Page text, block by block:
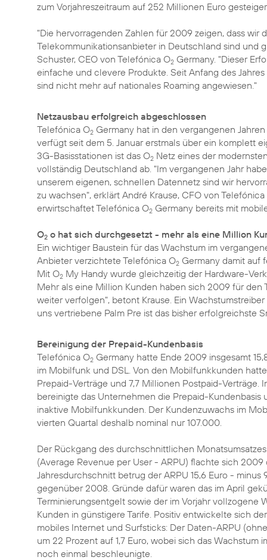
zum Vorjahreszeitraum auf 252 Millionen Euro
"Die hervorragenden Zahlen für 2009 zeigen, dass wir
Telekommunikationsanbieter in Deutschland sind und
Schuster, CEO von Telefónica O2 Germany. "Dieser
einfache und clevere Produkte. Seit Anfang des
sind nicht mehr auf nationales Roaming angewiesen."
Netzausbau erfolgreich abgeschlossen
Telefónica O2 Germany hat in den vergangenen
verfügt seit dem 5. Januar erstmals über ein komplett
3G-Basisstationen ist das O2 Netz eines der
vollständig Deutschland ab. "Im vergangenen Jahr
unserem eigenen, schnellen Datennetz sind wir
zu wachsen", erklärt André Krause, CFO von Telefónica
erwirtschaftet Telefónica O2 Germany bereits mit
O2 o hat sich durchgesetzt - mehr als eine Million
Ein wichtiger Baustein für das Wachstum im
Anbieter verzichtete Telefónica O2 Germany damit auf
Mit O2 My Handy wurde gleichzeitig der Hardware-
Mehr als eine Million Kunden haben sich 2009 für
weiter verfolgen", betont Krause. Ein
uns vertriebene Palm Pre ist das bisher erfolgreichste
Bereinigung der Prepaid-Kundenbasis
Telefónica O2 Germany hatte Ende 2009 insgesamt
im Mobilfunk und DSL. Von den Mobilfunkkunden
Prepaid-Verträge und 7,7 Millionen Postpaid-Verträge.
bereinigte das Unternehmen die Prepaid-Kundenbasis
inaktive Mobilfunkkunden. Der Kundenzuwachs im
vierten Quartal deshalb nominal nur 107.000.
Der Rückgang des durchschnittlichen
(Average Revenue per User - ARPU) flachte sich 2009
Jahresdurchschnitt betrug der ARPU 15,6 Euro - minus
gegenüber 2008. Gründe dafür waren das im April
Terminierungsentgelt sowie der im Vorjahr vollzogene
Kunden in günstigere Tarife. Positiv entwickelte sich
mobiles Internet und Surfsticks: Der Daten-ARPU
um 22 Prozent auf 1,7 Euro, wobei sich das Wachstum
noch einmal beschleunigte.